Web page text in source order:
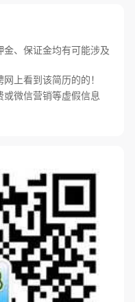
金、保证金均有可能涉及
上看到该简历的的！
或微信营销等虚假信息